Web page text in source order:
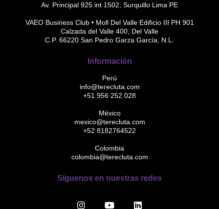
Av. Principal 925 int 1502, Surquillo Lima PE
VAEO Business Club • Moll Del Valle Edificio III PH 901
Calzada del Valle 400, Del Valle
C.P. 66220 San Pedro Garza García, N.L.
Información
Perú
info@terecluta.com
+51 956 252 028
México
mexico@terecluta.com
+52 8182764522
Colombia
colombia@terecluta.com
Síguenos en nuestras redes